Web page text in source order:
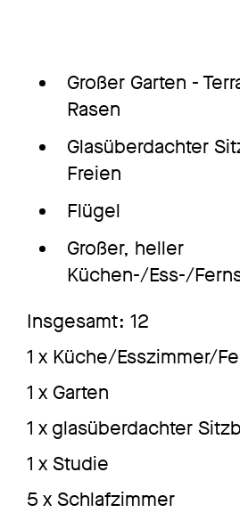
Großer Garten -
Rasen
Glasüberdachter
Freien
Flügel
Großer, heller
Küchen-/Ess-/
Insgesamt: 12
1 x Küche/Esszimmer/
1 x Garten
1 x glasüberdachter
1 x Studie
5 x Schlafzimmer